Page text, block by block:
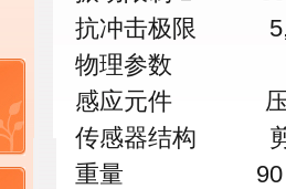
抗冲击极限
物理参数
感应元件 压电
传感器结构
重量 90